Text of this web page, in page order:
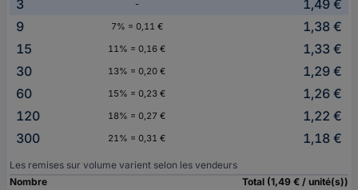
3 -
1,49 €
9
7% = 0,11 €
1,38 €
15
11% = 0,16 €
1,33 €
30
13% = 0,20 €
1,29 €
60
15% = 0,23 €
1,26 €
120
18% = 0,27 €
1,22 €
300
21% = 0,31 € 1,18 €
Les remises sur volume varient selon les vendeurs
Nombre
Total (1,49 € / unité(s))